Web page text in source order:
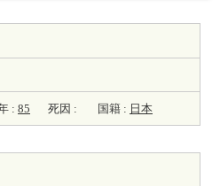
: 85 死因 : 国籍 : 日本